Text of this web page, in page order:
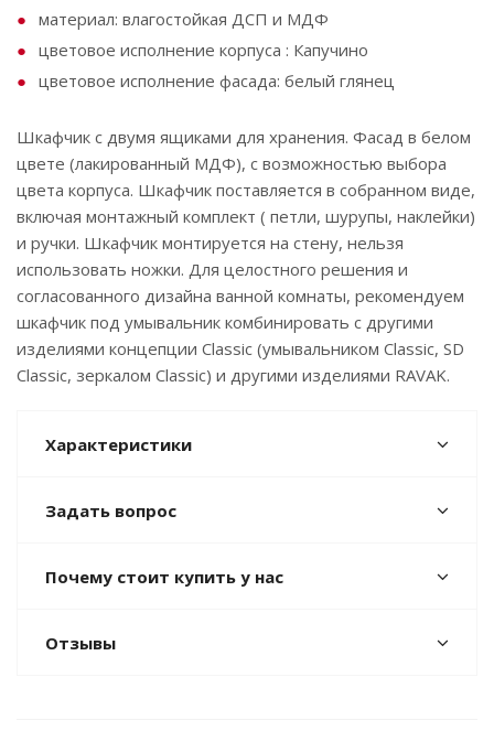
материал: влагостойкая ДСП и МДФ
цветовое исполнение корпуса : Капучино
цветовое исполнение фасада: белый глянец
Шкафчик с двумя ящиками для хранения. Фасад в белом
цвете (лакированный МДФ), с возможностью выбора
цвета корпуса. Шкафчик поставляется в собранном виде,
включая монтажный комплект ( петли, шурупы, наклейки)
и ручки. Шкафчик монтируется на стену, нельзя
использовать ножки. Для целостного решения и
согласованного дизайна ванной комнаты, рекомендуем
шкафчик под умывальник комбинировать с другими
изделиями концепции Classic (умывальником Classic, SD
Classic, зеркалом Classic) и другими изделиями RAVAK.
Характеристики
Задать вопрос
Почему стоит купить у нас
Отзывы